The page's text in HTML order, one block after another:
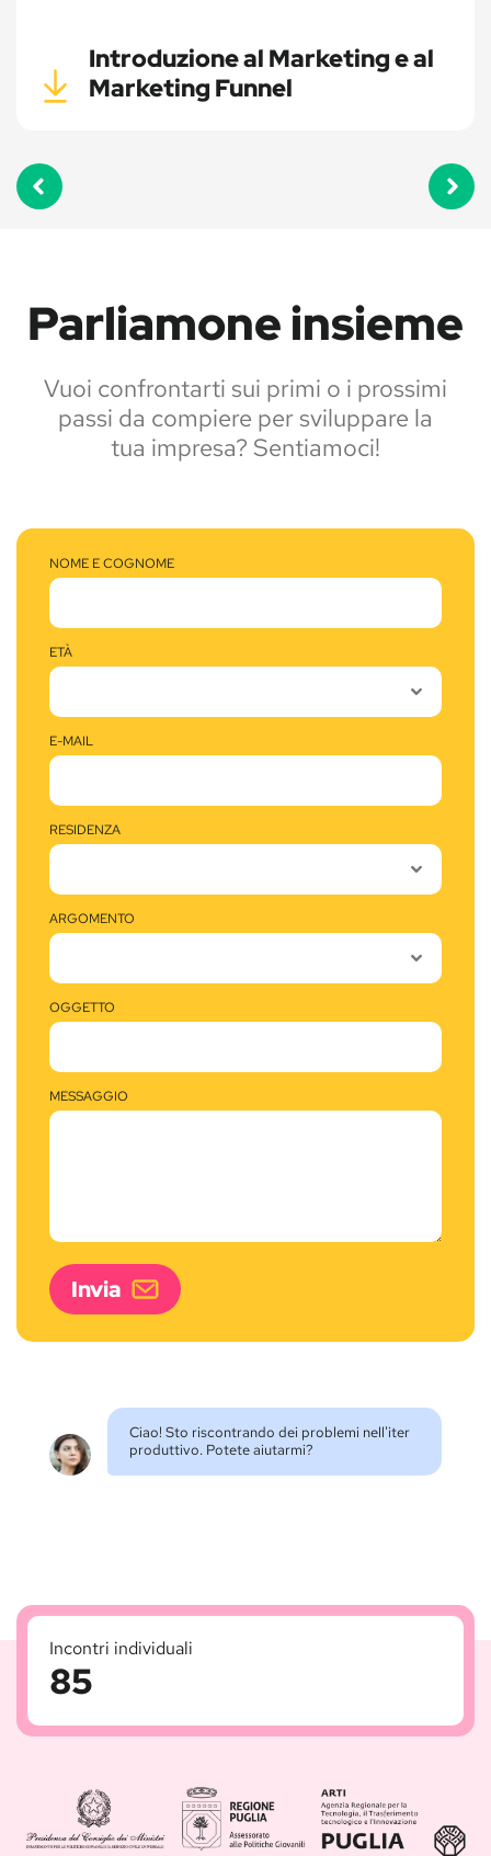
Introduzione al Marketing e al
Marketing Funnel
Parliamone insieme
Vuoi confrontarti sui primi o i prossimi
passi da compiere per sviluppare la
tua impresa? Sentiamoci!
NOME E COGNOME
ETÀ
E-MAIL
RESIDENZA
ARGOMENTO
OGGETTO
MESSAGGIO
Invia
Ciao! Sto riscontrando dei problemi nell'iter
produttivo. Potete aiutarmi?
6